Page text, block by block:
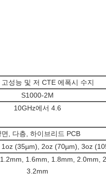
성능 및 저 CTE 에폭시 수지
S1000-2M
10GHz에서 4.6
면, 다층, 하이브리드 PCB
(35µm), 2oz (70µm), 3oz
1.6mm, 1.8mm, 2.0mm,
3.2mm